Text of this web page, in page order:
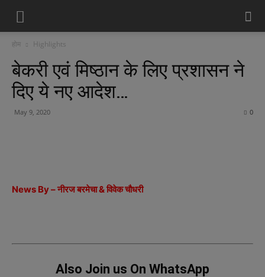
होम Highlights
बेकरी एवं मिष्ठान के लिए प्रशासन ने
दिए ये नए आदेश…
May 9, 2020 0
News By – नीरज बरमेचा & विवेक चौधरी
Also Join us On WhatsApp